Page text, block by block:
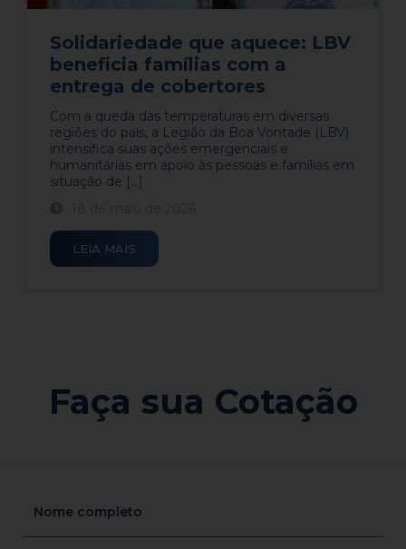
Solidariedade que aquece: LBV
beneficia famílias com a
entrega de cobertores
​Com a queda das temperaturas em diversas
regiões do país, a Legião da Boa Vontade (LBV)
intensifica suas ações emergenciais e
humanitárias em apoio às pessoas e famílias em
situação de [...]
LEIA MAIS
Faça sua Cotação